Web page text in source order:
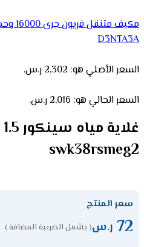
D3NTA3A
السعر الأصلي هو: 2,302 ر.س.
السعر الحالي هو: 2,016 ر.س.
swk38rsmeg2
سعر المنتج
72 ر.س( يشمل الضريبة المضافة )